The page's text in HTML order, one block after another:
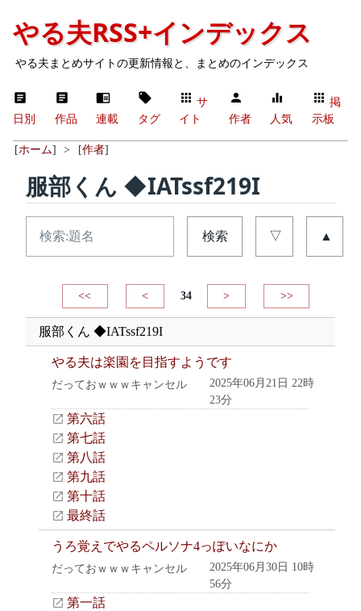
やる夫RSS+インデックス
やる夫まとめサイトの更新情報と、まとめのインデックス
日別 作品 連載 タグ
サ
イト
作者 人気
掲
示板
[ホーム] > [作者]
服部くん ◆IATssf219I
検索 ▽ ▲
<< < 34 > >>
服部くん ◆IATssf219I
やる夫は楽園を目指すようです
だっておｗｗｗキャンセル
2025年06月21日 22時
23分
第六話
第七話
第八話
第九話
第十話
最終話
うろ覚えでやるペルソナ4っぽいなにか
だっておｗｗｗキャンセル
2025年06月30日 10時
56分
第一話